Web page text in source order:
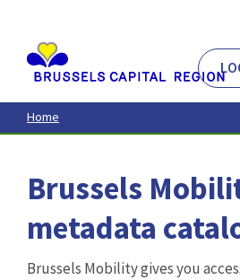
contenu
principal
Home
Brussels
metadata
Brussels Mobility gives you